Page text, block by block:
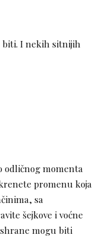
biti. I nekih sitnijih
odličnog momenta
promenu koja
sa
šejkove i voćne
mogu biti